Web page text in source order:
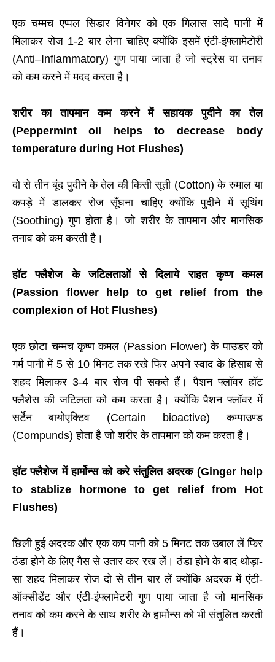
एक चम्मच एप्पल सिडार विनेगर को एक गिलास सादे पानी में
मिलाकर रोज 1-2 बार लेना चाहिए क्योंकि इसमें एंटी-इंफ्लामेटोरी
(Anti–Inflammatory) गुण पाया जाता है जो स्ट्रेस या तनाव
को कम करने में मदद करता है।
शरीर का तापमान कम करने में सहायक पुदीने का तेल
(Peppermint oil helps to decrease body
temperature during Hot Flushes)
दो से तीन बूंद पुदीने के तेल की किसी सूती (Cotton) के रुमाल या
कपड़े में डालकर रोज सूँघना चाहिए क्योंकि पुदीने में सूथिंग
(Soothing) गुण होता है। जो शरीर के तापमान और मानसिक
तनाव को कम करती है।
हॉट फ्लैशेज के जटिलताओं से दिलाये राहत कृष्ण कमल
(Passion flower help to get relief from the
complexion of Hot Flushes)
एक छोटा चम्मच कृष्ण कमल (Passion Flower) के पाउडर को
गर्म पानी में 5 से 10 मिनट तक रखे फिर अपने स्वाद के हिसाब से
शहद मिलाकर 3-4 बार रोज पी सकते हैं। पैशन फ्लॉवर हॉट
फ्लैशेस की जटिलता को कम करता है। क्योंकि पैशन फ्लॉवर में
सर्टेन बायोएक्टिव (Certain bioactive) कम्पाउण्ड
(Compunds) होता है जो शरीर के तापमान को कम करता है।
हॉट फ्लैशेज में हार्मोन्स को करे संतुलित अदरक (Ginger help
to stablize hormone to get relief from Hot
Flushes)
छिली हुई अदरक और एक कप पानी को 5 मिनट तक उबाल लें फिर
ठंडा होने के लिए गैस से उतार कर रख लें। ठंडा होने के बाद थोड़ा-
सा शहद मिलाकर रोज दो से तीन बार लें क्योंकि अदरक में एंटी-
ऑक्सीडेंट और एंटी-इंफ्लामेटरी गुण पाया जाता है जो मानसिक
तनाव को कम करने के साथ शरीर के हार्मोन्स को भी संतुलित करती
हैं।